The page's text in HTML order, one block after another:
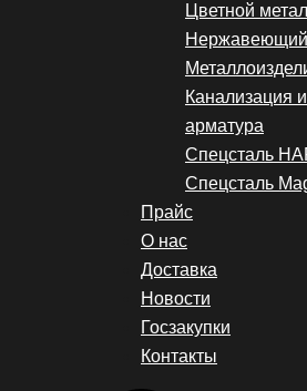
Цветной
Нержавеющий
Канализация
арматура
Спецсталь
Спецсталь
Прайс
О нас
Доставка
Новости
Госзакупки
Контакты